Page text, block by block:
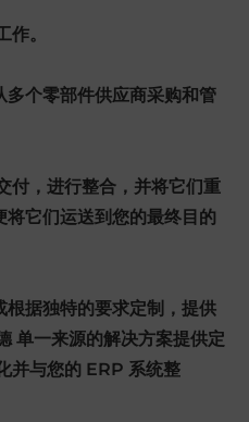
。
个零部件供应商采购和管
付，进行整合，并将它们重
它们运送到您的最终目的
据独特的要求定制，提供
单一来源的解决方案提供定
并与您的 ERP 系统整